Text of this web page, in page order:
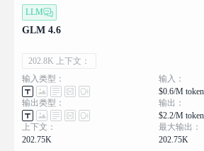
LLM
GLM 4.6
202.8K 上下文：
输入类型：
输出类型：
上下文：
202.75K
输入：
$0.6/M
输出：
$2.2/M
最大输出：
202.75K